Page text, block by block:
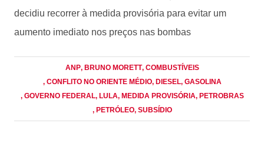
decidiu recorrer à medida provisória para evitar um
aumento imediato nos preços nas bombas
ANP, BRUNO MORETT, COMBUSTÍVEIS
, CONFLITO NO ORIENTE MÉDIO, DIESEL, GASOLINA
, GOVERNO FEDERAL, LULA, MEDIDA PROVISÓRIA, PETROBRAS
, PETRÓLEO, SUBSÍDIO